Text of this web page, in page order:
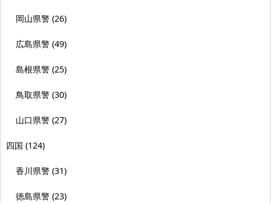
岡山県警 (26)
広島県警 (49)
島根県警 (25)
鳥取県警 (30)
山口県警 (27)
四国 (124)
香川県警 (31)
徳島県警 (23)